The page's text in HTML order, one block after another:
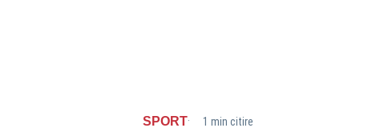
SPORT· 1 min citire